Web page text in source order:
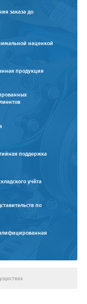
заказа до
наценкой
продукция
поддержка
учёта
по